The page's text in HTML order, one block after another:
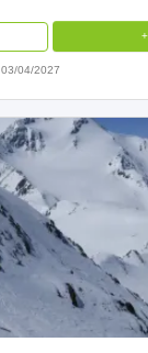
03/04/2027